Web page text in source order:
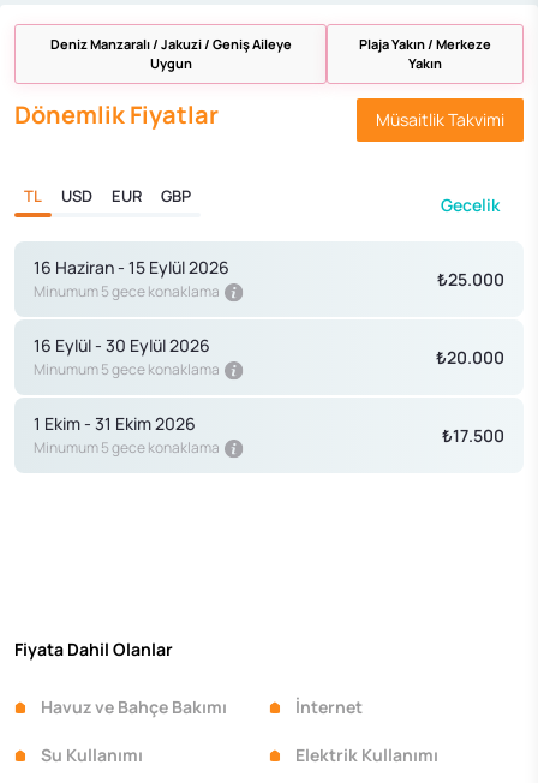
Deniz Manzaralı / Jakuzi / Geniş Aileye
Uygun
Plaja Yakın / Merkeze
Yakın
Dönemlik Fiyatlar Müsaitlik Takvimi
TL USD EUR GBP Gecelik
16 Haziran - 15 Eylül 2026
Minumum 5 gece konaklama
₺25.000
16 Eylül - 30 Eylül 2026
Minumum 5 gece konaklama
₺20.000
1 Ekim - 31 Ekim 2026
Minumum 5 gece konaklama
₺17.500
Fiyata Dahil Olanlar
Havuz ve Bahçe Bakımı İnternet
Su Kullanımı Elektrik Kullanımı